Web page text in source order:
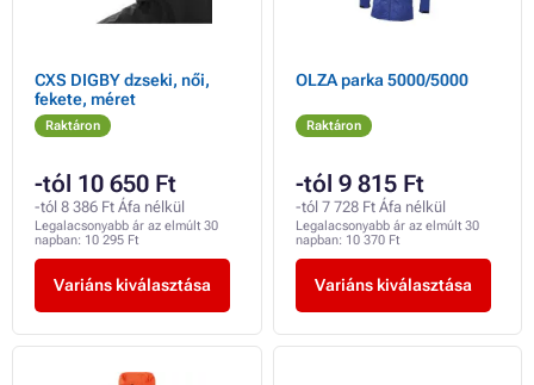
CXS DIGBY dzseki, női,
fekete, méret
Raktáron
-tól 10 650 Ft
-tól 8 386 Ft Áfa nélkül
Legalacsonyabb ár az elmúlt 30
napban: 10 295 Ft
Variáns kiválasztása
OLZA parka 5000/5000
Raktáron
-tól 9 815 Ft
-tól 7 728 Ft Áfa nélkül
Legalacsonyabb ár az elmúlt 30
napban: 10 370 Ft
Variáns kiválasztása